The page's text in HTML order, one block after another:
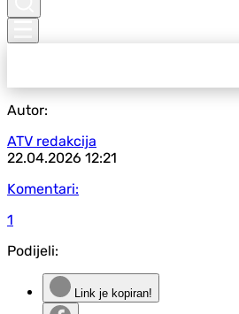
Autor:
ATV redakcija
22.04.2026 12:21
Komentari:
1
Podijeli:
Link je kopiran!